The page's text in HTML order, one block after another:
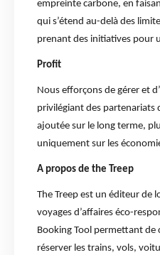
empreinte carbone, en
qui s’étend au-delà des
prenant des initiatives pour
Profit
Nous efforçons de gérer et
privilégiant des partenariats
ajoutée sur le long terme,
uniquement sur les
A propos de the Treep
The Treep est un éditeur de
voyages d’affaires éco-
Booking Tool permettant de
réserver les trains, vols,